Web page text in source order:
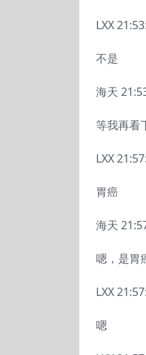
LXX
不是
海天
等我再看
LXX
胃癌
海天
嗯，是胃
LXX
嗯